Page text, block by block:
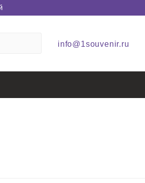
info@1souvenir.ru